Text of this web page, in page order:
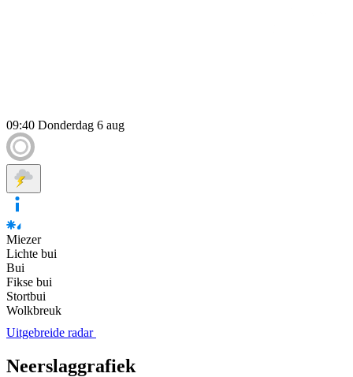
09:40 Donderdag 6 aug
Miezer
Lichte bui
Bui
Fikse bui
Stortbui
Wolkbreuk
Uitgebreide radar
Neerslaggrafiek